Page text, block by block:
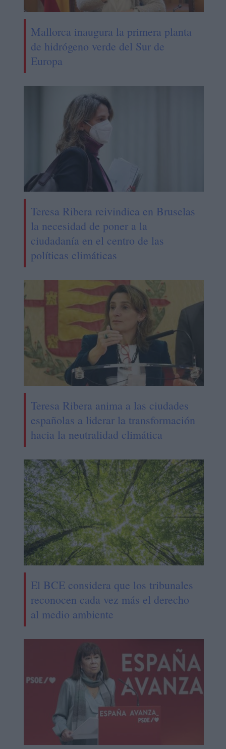
Mallorca inaugura la primera planta
de hidrógeno verde del Sur de
Europa
Teresa Ribera reivindica en Bruselas
la necesidad de poner a la
ciudadanía en el centro de las
políticas climáticas
Teresa Ribera anima a las ciudades
españolas a liderar la transformación
hacia la neutralidad climática
El BCE considera que los tribunales
reconocen cada vez más el derecho
al medio ambiente